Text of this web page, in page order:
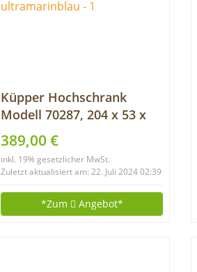
Küpper Hochschrank
Modell 70287, 204 x 53 x
91 cm Farbe
ultramarinblau
389,00 €
inkl. 19% gesetzlicher MwSt.
Zuletzt aktualisiert am: 22. Juli 2024 02:39
*Zum Angebot*